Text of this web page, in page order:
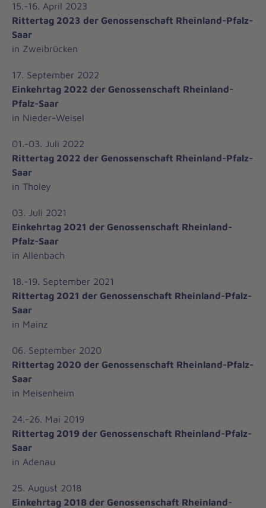
15.-16. April 2023
Rittertag 2023 der Genossenschaft Rheinland-Pfalz-
Saar
in Zweibrücken
17. September 2022
Einkehrtag 2022 der Genossenschaft Rheinland-
Pfalz-Saar
in Nieder-Weisel
01.-03. Juli 2022
Rittertag 2022 der Genossenschaft Rheinland-Pfalz-
Saar
in Tholey
03. Juli 2021
Einkehrtag 2021 der Genossenschaft Rheinland-
Pfalz-Saar
in Allenbach
18.-19. September 2021
Rittertag 2021 der Genossenschaft Rheinland-Pfalz-
Saar
in Mainz
06. September 2020
Rittertag 2020 der Genossenschaft Rheinland-Pfalz-
Saar
in Meisenheim
24.-26. Mai 2019
Rittertag 2019 der Genossenschaft Rheinland-Pfalz-
Saar
in Adenau
25. August 2018
Einkehrtag 2018 der Genossenschaft Rheinland-